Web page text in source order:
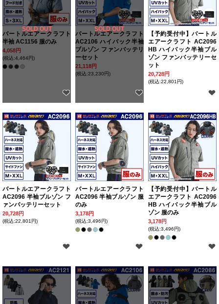
SOLD OUT
バートルエアークラフト
半袖 AC1156 服のみ
4,058円
(税込:4,464円)
SOLD OUT
バートルエアークラフト
AC2106 ハイバック半袖
ブルゾン ファンバッテリ
ーセット
21,118円
(税込:23,230円)
【予約受付中】バートル
エアークラフト AC2096
HB ハイバック半袖ブル
ゾン ファンバッテリーセ
ット
20,728円
(税込:22,801円)
バートルエアークラフト
AC2096 半袖ブルゾン フ
ァンバッテリーセット
20,728円
(税込:22,801円)
バートルエアークラフト
AC2096 半袖ブルゾン 服
のみ
3,178円
(税込:3,496円)
【予約受付中】バートル
エアークラフト AC2096
HB ハイバック半袖ブル
ゾン 服のみ
3,178円
(税込:3,496円)